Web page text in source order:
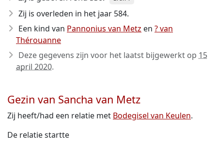
Zij is overleden in het jaar 584.
Een kind van Pannonius van Metz en ? van
Thérouanne
Deze gegevens zijn voor het laatst bijgewerkt op 15
april 2020.
Gezin van Sancha van Metz
Zij heeft/had een relatie met Bodegisel van Keulen.
De relatie startte